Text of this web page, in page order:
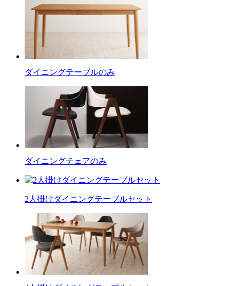
ダイニングテーブルのみ
ダイニングチェアのみ
2人掛けダイニングテーブルセット